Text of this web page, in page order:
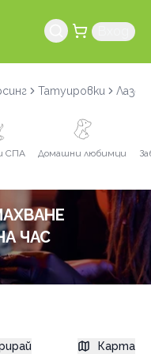
Татуировки
СПА Домашни любимци
ЧАС
Карта